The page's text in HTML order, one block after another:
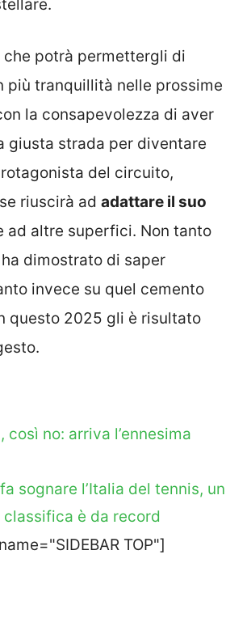
che potrà permettergli di
più tranquillità nelle prossime
la consapevolezza di aver
giusta strada per diventare
del circuito,
riuscirà ad adattare il suo
ad altre superfici. Non tanto
ha dimostrato di saper
invece su quel cemento
questo 2025 gli è risultato
così no: arriva l’ennesima
sognare l’Italia del tennis, un
è da record
TOP"]